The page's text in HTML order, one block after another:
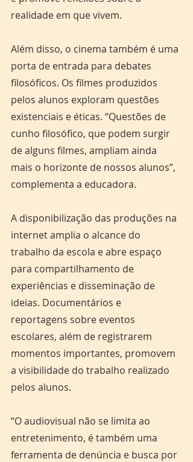
realidade em que vivem.
Além disso, o cinema também é uma
porta de entrada para debates
filosóficos. Os filmes produzidos
pelos alunos exploram questões
existenciais e éticas. “Questões de
cunho filosófico, que podem surgir
de alguns filmes, ampliam ainda
mais o horizonte de nossos alunos”,
complementa a educadora.
A disponibilização das produções na
internet amplia o alcance do
trabalho da escola e abre espaço
para compartilhamento de
experiências e disseminação de
ideias. Documentários e
reportagens sobre eventos
escolares, além de registrarem
momentos importantes, promovem
a visibilidade do trabalho realizado
pelos alunos.
“O audiovisual não se limita ao
entretenimento, é também uma
ferramenta de denúncia e busca por